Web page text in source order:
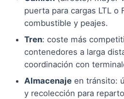
puerta para cargas LTL o
combustible y peajes.
Tren: coste más
contenedores a larga
coordinación con
Almacenaje en tránsito:
y recolección para